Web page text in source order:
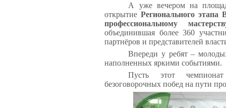
А уже вечером на
открытие Регионального этапа
профессиональному
объединившая более 360
партнёров и представителей
Впереди у ребят –
наполненных яркими событиями.
Пусть этот
безоговорочных побед на пути